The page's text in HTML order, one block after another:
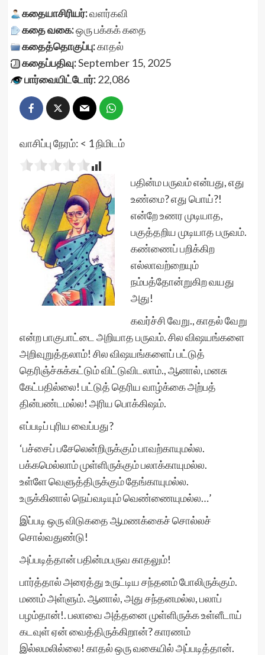
கதையாசிரியர்:வளர்கவி
கதை வகை:ஒரு பக்கக் கதை
கதைத்தொகுப்பு:காதல்
கதைப்பதிவு:September 15, 2025
பார்வையிட்டோர்:22,086
வாசிப்பு நேரம்: < 1நிமிடம்
பதின்ம பருவம் என்பது, எது
உண்மை? எது பொய்?!
என்றே உணர முடியாத,
பகுத்தறிய முடியாத பருவம்.
கண்ணைப் பறிக்கிற
எல்லாவற்றையும்
நம்பத்தோன்றுகிற வயது
அது!
கவர்ச்சி வேறு., காதல் வேறு
என்ற பாகுபாட்டை அறியாத பருவம். சில விஷயங்களை
அறிவுறுத்தலாம்! சில விஷயங்களைப் பட்டுத்
தெரிஞ்ச்சுக்கட்டும் விட்டுவிடலாம்., ஆனால், மனசு
கேட்பதில்லை! பட்டுத் தெரிய வாழ்க்கை அற்பத்
தின்பண்டமல்ல! அரிய பொக்கிஷம்.
எப்படிப் புரிய வைப்பது?
‘பச்சைப் பசேலென்றிருக்கும் பாவற்காயுமல்ல.
பக்கமெல்லாம் முள்ளிருக்கும் பலாக்காயுமல்ல.
உள்ளே வெளுத்திருக்கும் தேங்காயுமல்ல.
உருக்கினால் நெய்வடியும் வெண்ணையுமல்ல…’
இப்படி ஒரு விடுகதை ஆமணக்கைச் சொல்லச்
சொல்வதுண்டு!
அப்படித்தான் பதின்மபருவ காதலும்!
பார்த்தால் அரைத்து உருட்டிய சந்தனம் போலிருக்கும்.
மணம் அள்ளும். ஆனால், அது சந்தனமல்ல, பலாப்
பழம்தான்!. பலாவை அத்தனை முள்ளிருக்க உள்ளீடாய்
கடவுள் ஏன் வைத்திருக்கிறான்? காரணம்
இல்லமலில்லை! காதல் ஒரு வகையில் அப்படித்தான்.